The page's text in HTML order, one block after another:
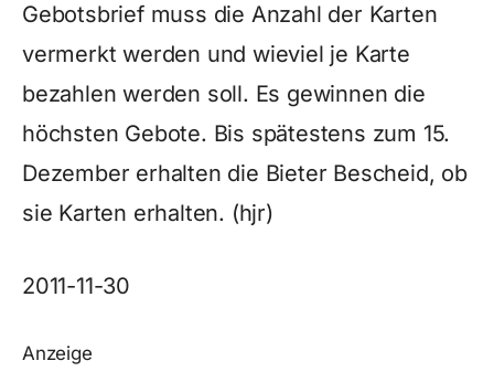
Gebotsbrief muss die Anzahl der Karten
vermerkt werden und wieviel je Karte
bezahlen werden soll. Es gewinnen die
höchsten Gebote. Bis spätestens zum 15.
Dezember erhalten die Bieter Bescheid, ob
sie Karten erhalten. (hjr)
2011-11-30
Anzeige